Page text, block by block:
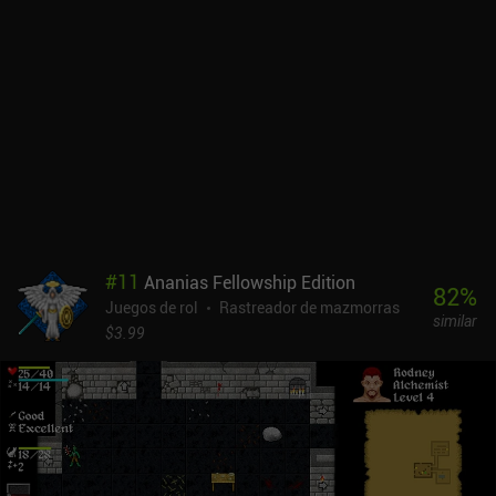
completamente gratis, sin anuncios ni iAPs.
#11 Ananias Fellowship Edition
Juegos de rol
Rastreador de mazmorras
$3.99
82%
similar